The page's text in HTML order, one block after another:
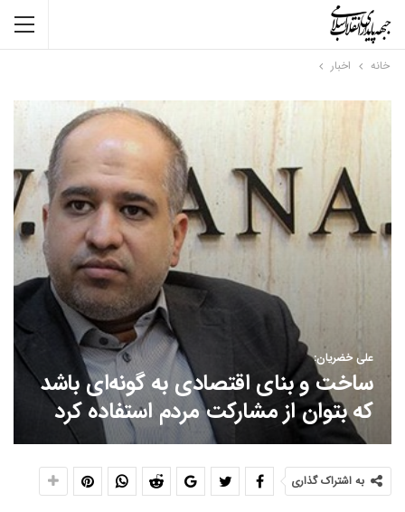
خانه اخبار
علی خضریان:
ساخت و بنای اقتصادی به گونه‌ای باشد
که بتوان از مشارکت مردم استفاده کرد
به اشتراک گذاری